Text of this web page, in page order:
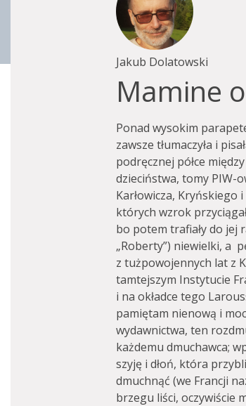
Jakub Dolatowski
Mamine
Ponad wysokim
zawsze tłumaczyła i
podręcznej półce
dzieciństwa, tomy PIW-
Karłowicza, Kryńskiego
których wzrok
bo potem trafiały do jej
„Roberty”) niewielki, a
z tużpowojennych lat z
tamtejszym Instytucie
i na okładce tego
pamiętam nienową i
wydawnictwa, ten
każdemu dmuchawca;
szyję i dłoń, która
dmuchnąć (we Francji
brzegu liści, oczywiście